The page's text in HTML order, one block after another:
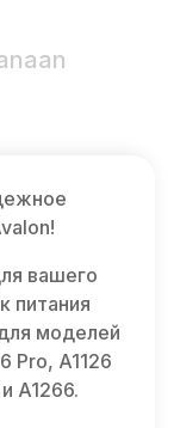
вашего
питания
моделей
Pro, A1126
A1266.